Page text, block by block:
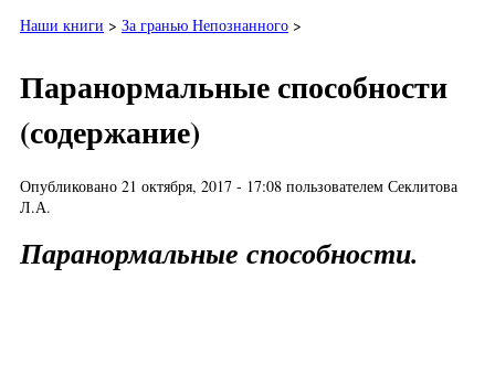
Наши книги > За гранью Непознанного >
Паранормальные способности
(содержание)
Опубликовано 21 октября, 2017 - 17:08 пользователем Секлитова
Л.А.
Паранормальные способности.